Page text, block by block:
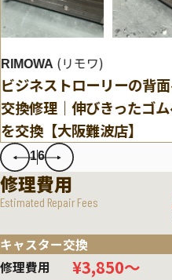
RIMOWA (リモワ)
ビジネストローリーの背
交換修理｜伸びきったゴ
を交換【大阪難波店】
16
修理費用
Estimated Repair Fees
キャスター交換
修理費用
¥3,850〜